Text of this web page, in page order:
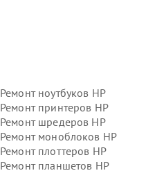
Ремонт ноутбуков HP
Ремонт принтеров HP
Ремонт шредеров HP
Ремонт моноблоков HP
Ремонт плоттеров HP
Ремонт планшетов HP